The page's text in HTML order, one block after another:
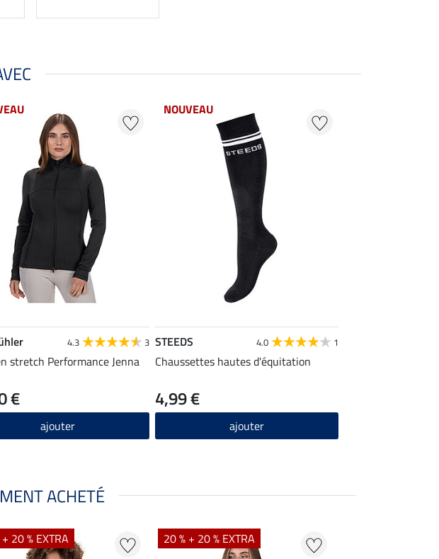
4.3 3
stretch Performance Jenna
€
ajouter
NOUVEAU
STEEDS 4.0 1
Chaussettes hautes d'équitation
4,99 €
ajouter
ACHETÉ
20 % EXTRA 20 % + 20 % EXTRA